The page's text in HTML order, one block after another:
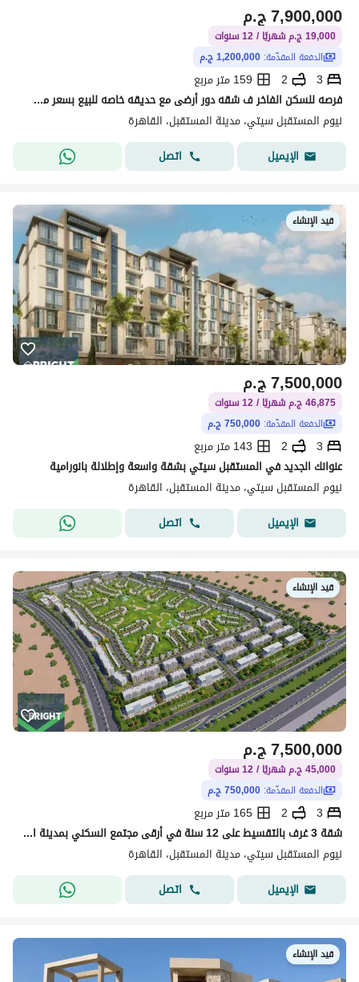
ج.م7,900,000
19,000 ج.م شهريًا / 12 سنوات
الدفعة المقدّمة: 1,200,000 ج.م
3
2
159 متر مربع
فرصه للسكن الفاخر ف شقه دور أرضى مع حديقه خاصه للبيع بسعر مش هيتكرر أفضل مراحل الكومبوند على طريق السويس امام مدينتى بالقرب من اليفا و لافينير البوسكو
نيوم المستقبل سيتي، مدينة المستقبل، القاهرة
الإيميل
اتصل
قيد الإنشاء
ج.م7,500,000
46,875 ج.م شهريًا / 12 سنوات
الدفعة المقدّمة: 750,000 ج.م
3
2
143 متر مربع
عنوانك الجديد في المستقبل سيتي بشقة واسعة وإطلالة بانورامية
نيوم المستقبل سيتي، مدينة المستقبل، القاهرة
الإيميل
اتصل
قيد الإنشاء
ج.م7,500,000
45,000 ج.م شهريًا / 12 سنوات
الدفعة المقدّمة: 750,000 ج.م
3
2
165 متر مربع
شقة 3 غرف بالتقسيط على 12 سنة في أرقى مجتمع السكني بمدينة المستقبل | Nyoum Mostakbal City
نيوم المستقبل سيتي، مدينة المستقبل، القاهرة
الإيميل
اتصل
قيد الإنشاء